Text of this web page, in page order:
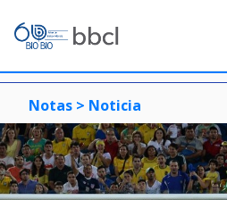
Notas > Noticia